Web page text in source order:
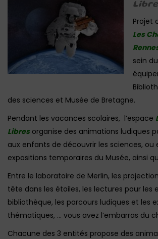
Projet
Les
sein
des sciences et Musée de Bretagne.
Pendant les vacances scolaires, l’espace
Libresorganise des animations ludiques
aux enfants de découvrir les sciences, ou
expositions temporaires du Musée, ainsi
Entre le laboratoire de Merlin, les
tête dans les étoiles, les lectures pour les
bibliothèque, les parcours ludiques et les
thématiques, … vous avez l’embarras du
Chacune des 3 entités propose des